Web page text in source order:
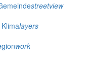
streetview
layers
work